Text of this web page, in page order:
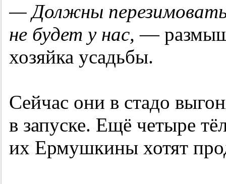
— Должны перезимовать
не будет у нас,—
хозяйка усадьбы.
Сейчас они в стадо
в запуске. Ещё четыре
их Ермушкины хотят